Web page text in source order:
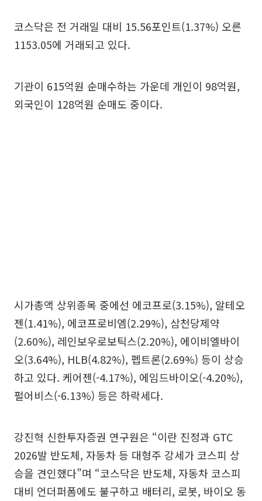
코스닥은 전 거래일 대비 15.56포인트(1.37%) 오른
1153.05에 거래되고 있다.
기관이 615억원 순매수하는 가운데 개인이 98억원,
외국인이 128억원 순매도 중이다.
시가총액 상위종목 중에선 에코프로(3.15%), 알테오
젠(1.41%), 에코프로비엠(2.29%), 삼천당제약
(2.60%), 레인보우로보틱스(2.20%), 에이비엘바이
오(3.64%), HLB(4.82%), 펩트론(2.69%) 등이 상승
하고 있다. 케어젠(-4.17%), 에임드바이오(-4.20%),
펄어비스(-6.13%) 등은 하락세다.
강진혁 신한투자증권 연구원은 “이란 진정과 GTC
2026발 반도체, 자동차 등 대형주 강세가 코스피 상
승을 견인했다”며 “코스닥은 반도체, 자동차 코스피
대비 언더퍼폼에도 불구하고 배터리, 로봇, 바이오 동